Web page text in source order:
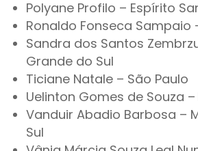
Polyane Profilo – Espírito
Ronaldo Fonseca Sampaio
Sandra dos Santos
Grande do Sul
Ticiane Natale – São Paulo
Uelinton Gomes de Souza
Vanduir Abadio Barbosa –
Sul